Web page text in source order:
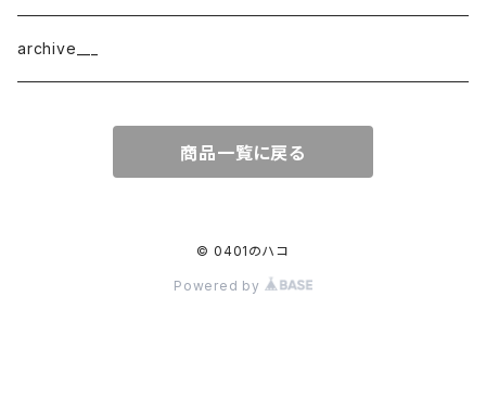
border
cotton × wool
織物
archive___
商品一覧に戻る
© 0401のハコ
Powered by